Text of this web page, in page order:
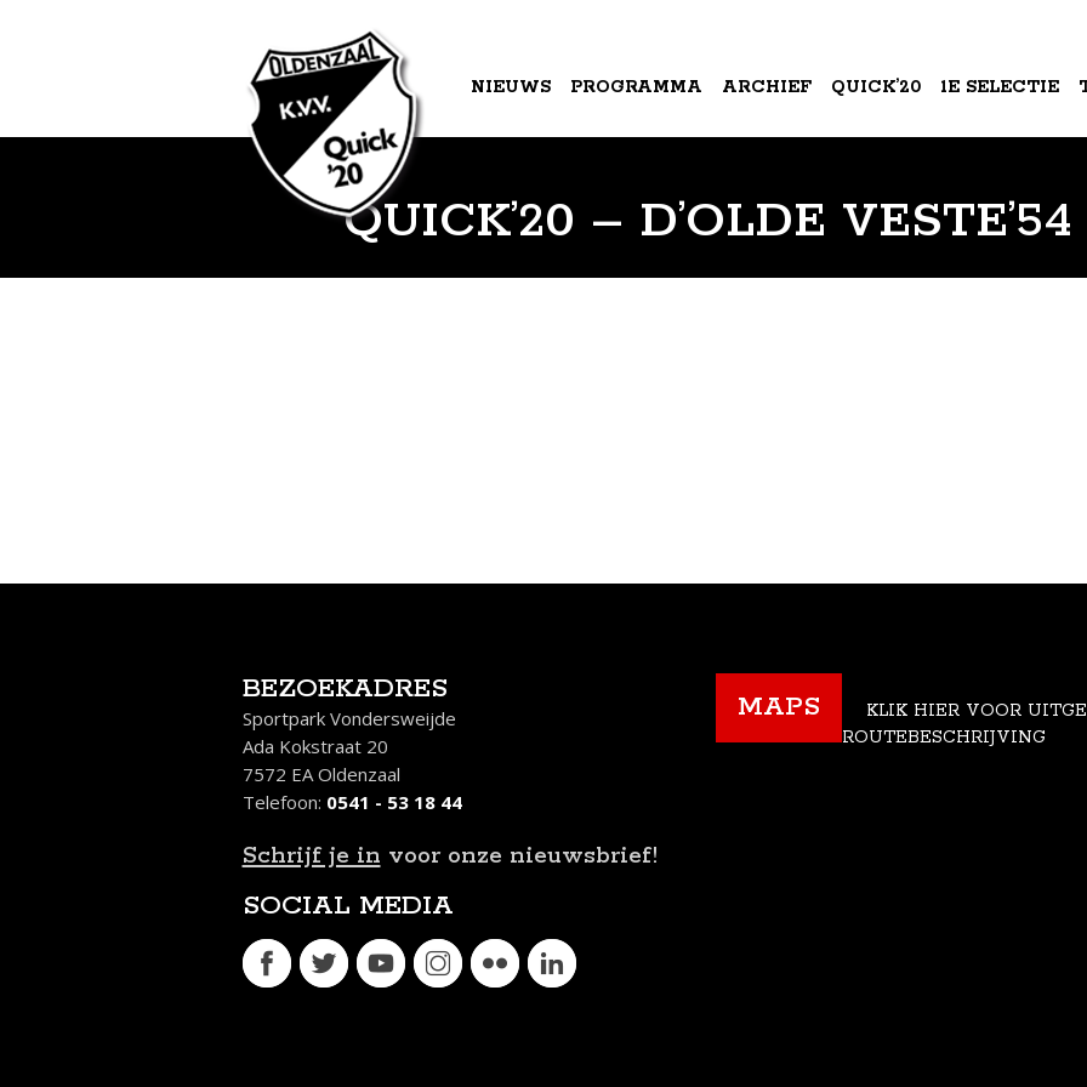
NIEUWS PROGRAMMA ARCHIEF QUICK’20 1E SELECTIE
QUICK’20 – D’OLDE
BEZOEKADRES
Sportpark Vondersweijde
Ada Kokstraat 20
7572 EA Oldenzaal
Telefoon: 0541 - 53 18 44
Schrijf je in voor onze nieuwsbrief!
SOCIAL MEDIA
MAPS
KLIK HIER VOOR
ROUTEBESCHRIJVING